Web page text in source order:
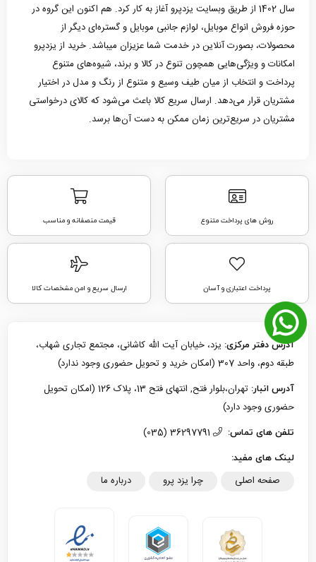
سال 1402 از طریق وبسایت یزدپرو آغاز به کار کرد. هم اکنون این گروه در
حوزه فروش انواع موبایل، لوازم جانبی موبایل و گستره‌ای دیگر از
محصولات، بصورت آنلاین در خدمت شما عزیزان میباشد. خرید از یزدپرو
امکانات و ویژگی‌هایی همچون تنوع در کالا و برند، شیوه‌های متنوع
پرداخت و انتخاب از میان طیف وسیع و متنوع از رنگ و مدل در اختیار
مشتریان قرار می‌دهد. ارسال سریع کالا باعث می‌شود که کالای درخواستی
مشتریان در سریع‌ترین زمان ممکن به دست آن‌ها برسد.
روش های پرداخت متنوع قیمت منصفانه و مناسب
پرداخت اعتباری و آسان ارسال سریع و امن مشخصات کالا
آدرس دفتر مرکزی: یزد، خیابان آیت الله کاشانی، مجتمع تجاری شهاب،
طبقه دوم، واحد 307 (امکان خرید و تحویل حضوری وجود ندارد)
آدرس انبار:
تهران،بلوار فتح, انتهای فتح 13، پلاک 126 (امکان تحویل
حضوری وجود دارد)
تلفن های تماس:
لینک های مفید:
صفحه اصلی چرا یزد پرو درباره ما